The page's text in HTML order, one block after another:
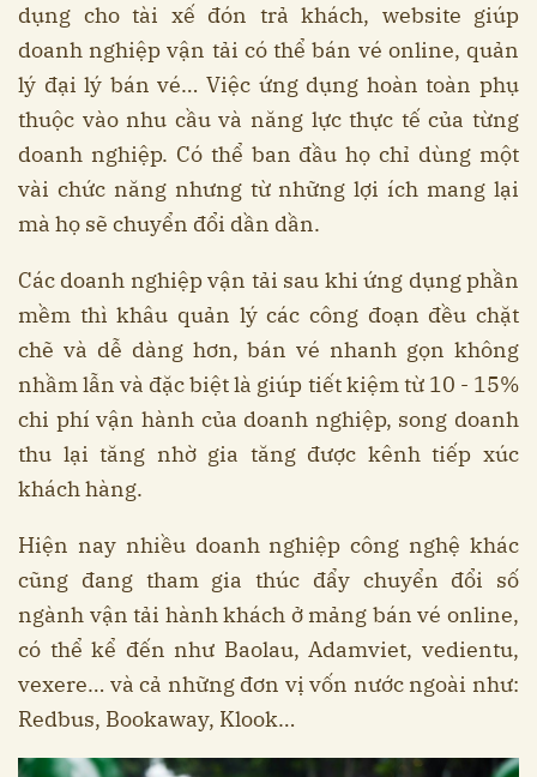
dụng cho tài xế đón trả khách, website giúp
doanh nghiệp vận tải có thể bán vé online, quản
lý đại lý bán vé… Việc ứng dụng hoàn toàn phụ
thuộc vào nhu cầu và năng lực thực tế của từng
doanh nghiệp. Có thể ban đầu họ chỉ dùng một
vài chức năng nhưng từ những lợi ích mang lại
mà họ sẽ chuyển đổi dần dần.
Các doanh nghiệp vận tải sau khi ứng dụng phần
mềm thì khâu quản lý các công đoạn đều chặt
chẽ và dễ dàng hơn, bán vé nhanh gọn không
nhầm lẫn và đặc biệt là giúp tiết kiệm từ 10 - 15%
chi phí vận hành của doanh nghiệp, song doanh
thu lại tăng nhờ gia tăng được kênh tiếp xúc
khách hàng.
Hiện nay nhiều doanh nghiệp công nghệ khác
cũng đang tham gia thúc đẩy chuyển đổi số
ngành vận tải hành khách ở mảng bán vé online,
có thể kể đến như Baolau, Adamviet, vedientu,
vexere… và cả những đơn vị vốn nước ngoài như:
Redbus, Bookaway, Klook…